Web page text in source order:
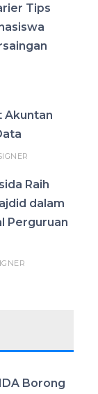
Tips
Akuntan
Raih
dalam
Perguruan
Borong